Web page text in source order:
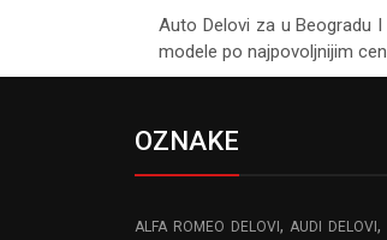
Auto Delovi za u Beogradu
modele po najpovoljnijim
OZNAKE
ALFA ROMEO DELOVI ,AUDI DELOVI,